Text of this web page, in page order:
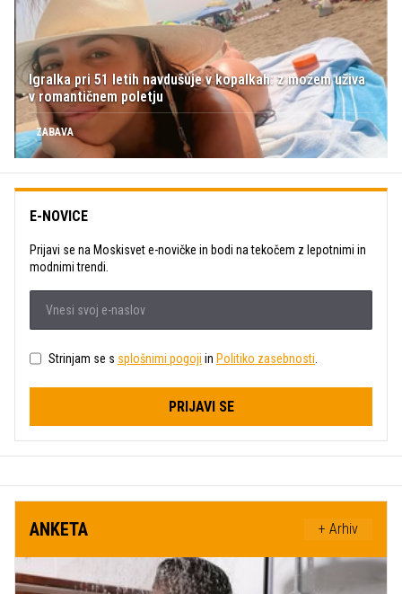
Igralka pri 51 letih navdušuje v kopalkah: z možem uživa
v romantičnem poletju
ZABAVA
E-NOVICE
Prijavi se na Moskisvet e-novičke in bodi na tekočem z lepotnimi in
modnimi trendi.
Strinjam se s splošnimi pogoji in Politiko zasebnosti
PRIJAVI SE
ANKETA + Arhiv